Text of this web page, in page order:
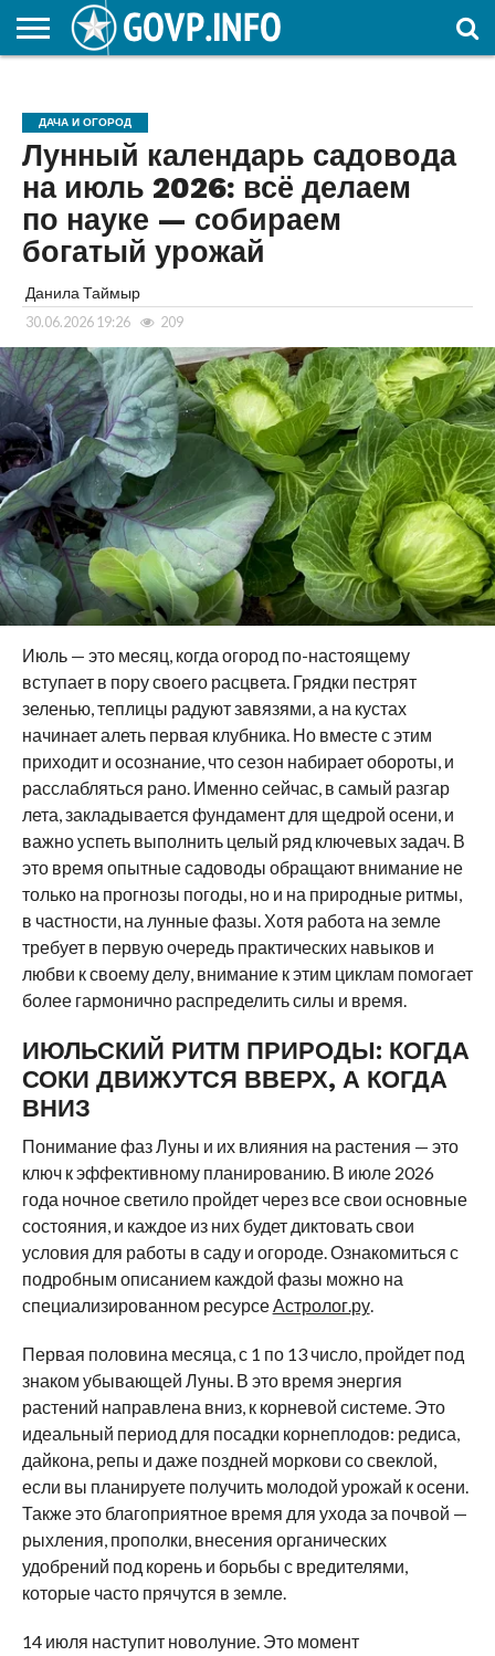
ОБРАЗОВАНИЕ
ДАЧА И ОГОРОД
Лунный календарь садовода
на июль 2026: всё делаем
по науке — собираем
богатый урожай
Данила Таймыр
30.06.2026 19:26 209
Июль — это месяц, когда огород по-настоящему
вступает в пору своего расцвета. Грядки пестрят
зеленью, теплицы радуют завязями, а на кустах
начинает алеть первая клубника. Но вместе с этим
приходит и осознание, что сезон набирает обороты, и
расслабляться рано. Именно сейчас, в самый разгар
лета, закладывается фундамент для щедрой осени, и
важно успеть выполнить целый ряд ключевых задач. В
это время опытные садоводы обращают внимание не
только на прогнозы погоды, но и на природные ритмы,
в частности, на лунные фазы. Хотя работа на земле
требует в первую очередь практических навыков и
любви к своему делу, внимание к этим циклам помогает
более гармонично распределить силы и время.
ИЮЛЬСКИЙ РИТМ ПРИРОДЫ: КОГДА
СОКИ ДВИЖУТСЯ ВВЕРХ, А КОГДА
ВНИЗ
Понимание фаз Луны и их влияния на растения — это
ключ к эффективному планированию. В июле 2026
года ночное светило пройдет через все свои основные
состояния, и каждое из них будет диктовать свои
условия для работы в саду и огороде. Ознакомиться с
подробным описанием каждой фазы можно на
специализированном ресурсеАстролог.ру.
Первая половина месяца, с 1 по 13 число, пройдет под
знаком убывающей Луны. В это время энергия
растений направлена вниз, к корневой системе. Это
идеальный период для посадки корнеплодов: редиса,
дайкона, репы и даже поздней моркови со свеклой,
если вы планируете получить молодой урожай к осени.
Также это благоприятное время для ухода за почвой —
рыхления, прополки, внесения органических
удобрений под корень и борьбы с вредителями,
которые часто прячутся в земле.
14 июля наступит новолуние. Это момент